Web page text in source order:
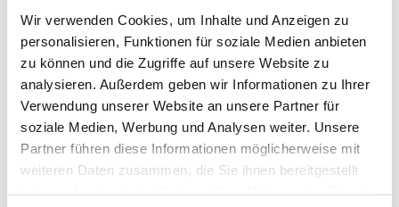
Wir verwenden Cookies, um Inhalte und Anzeigen zu
personalisieren, Funktionen für soziale Medien anbieten
zu können und die Zugriffe auf unsere Website zu
analysieren. Außerdem geben wir Informationen zu Ihrer
Verwendung unserer Website an unsere Partner für
soziale Medien, Werbung und Analysen weiter. Unsere
Partner führen diese Informationen möglicherweise mit
weiteren Daten zusammen, die Sie ihnen bereitgestellt
Im Brauke 7 | 57392 Schmallenberg
Telefon: +49 (0)2972 978585
E-Mail: info@metekgmbh.com
Schritt 1: Fahrzeug
Schritt 2: Mietkonfiguration
Schritt 3:
Ihre Daten
Mittelklasse mieten
Extras & Zubehör